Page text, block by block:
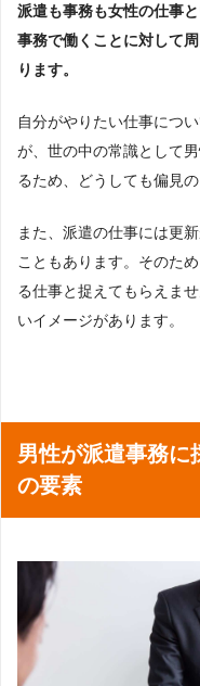
派遣も事務も女性の仕事
事務で働くことに対して
ります。
自分がやりたい仕事につ
が、世の中の常識として
るため、どうしても偏見
また、派遣の仕事には更
こともあります。そのた
る仕事と捉えてもらえま
いイメージがあります。
男性が派遣事務に
の要素